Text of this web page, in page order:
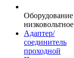
Оборудование
низковольтное
Адаптер/
соединитель
проходной